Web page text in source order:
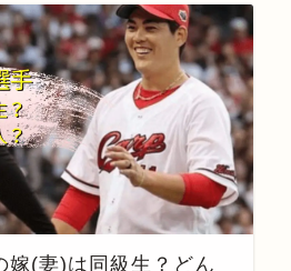
嫁(妻)は同級生？どん